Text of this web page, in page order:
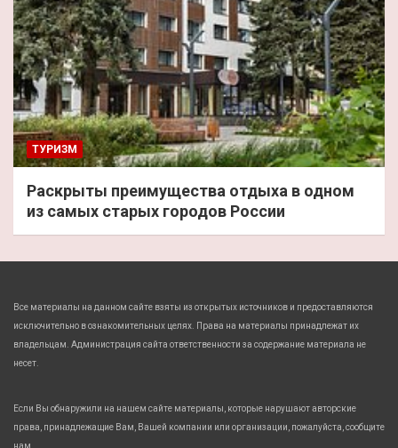
ТУРИЗМ
Раскрыты преимущества отдыха в одном
из самых старых городов России
Все материалы на данном сайте взяты из открытых источников и предоставляются
исключительно в ознакомительных целях. Права на материалы принадлежат их
владельцам. Администрация сайта ответственности за содержание материала не
несет.
Если Вы обнаружили на нашем сайте материалы, которые нарушают авторские
права, принадлежащие Вам, Вашей компании или организации, пожалуйста, сообщите
нам.